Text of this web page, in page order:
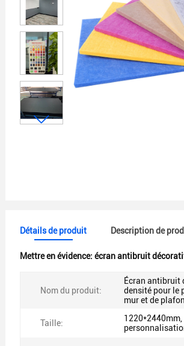
Détails de produit Description de
Mettre en évidence: écran antibruit
Nom du produit:
Écran antibruit
densité pour le
mur et de
Taille: